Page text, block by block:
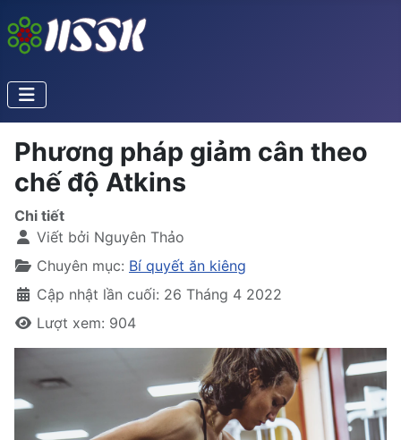
Phương pháp giảm cân theo
chế độ Atkins
Chi tiết
Viết bởi Nguyên Thảo
Chuyên mục: Bí quyết ăn kiêng
Cập nhật lần cuối: 26 Tháng 4 2022
Lượt xem: 904